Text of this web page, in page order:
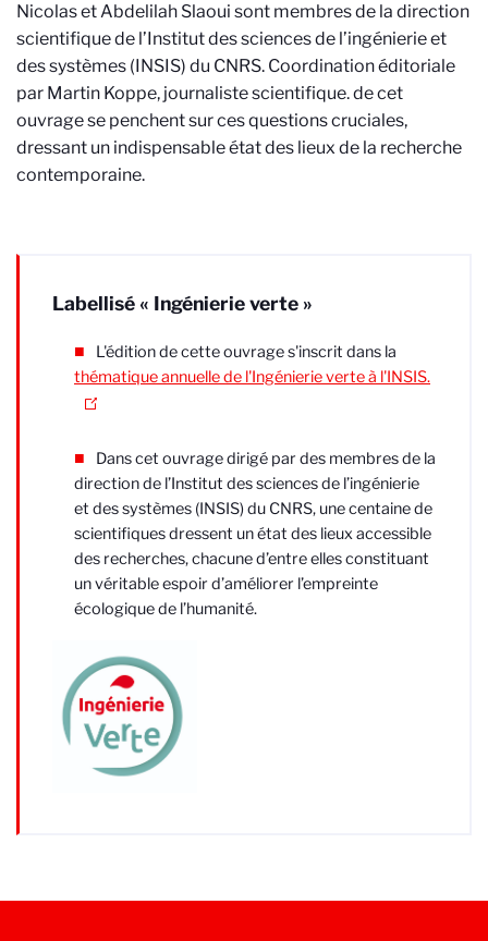
Nicolas et Abdelilah Slaoui sont membres de la direction
scientifique de l’Institut des sciences de l’ingénierie et
des systèmes (INSIS) du CNRS. Coordination éditoriale
par Martin Koppe, journaliste scientifique.de cet
ouvrage se penchent sur ces questions cruciales,
dressant un indispensable état des lieux de la recherche
contemporaine.
Labellisé « Ingénierie verte »
L'édition de cette ouvrage s'inscrit dans la
thématique annuelle de l'Ingénierie verte à l'INSIS.
Dans cet ouvrage dirigé par des membres de la
direction de l’Institut des sciences de l’ingénierie
et des systèmes (INSIS) du CNRS, une centaine de
scientifiques dressent un état des lieux accessible
des recherches, chacune d’entre elles constituant
un véritable espoir d’améliorer l’empreinte
écologique de l’humanité.